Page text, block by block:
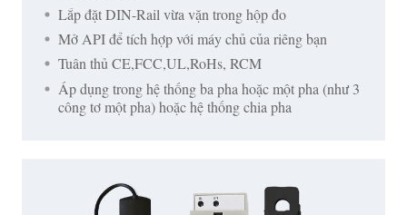
Lắp đặt DIN-Rail vừa vặn trong hộp đo
Mở API để tích hợp với máy chủ của riêng bạn
Tuân thủ CE,FCC,UL,RoHs, RCM
Áp dụng trong hệ thống ba pha hoặc một pha (như 3
công tơ một pha) hoặc hệ thống chia pha